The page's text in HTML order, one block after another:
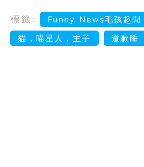
標籤: Funny News毛孩趣聞
貓，喵星人，主子
道歉睡